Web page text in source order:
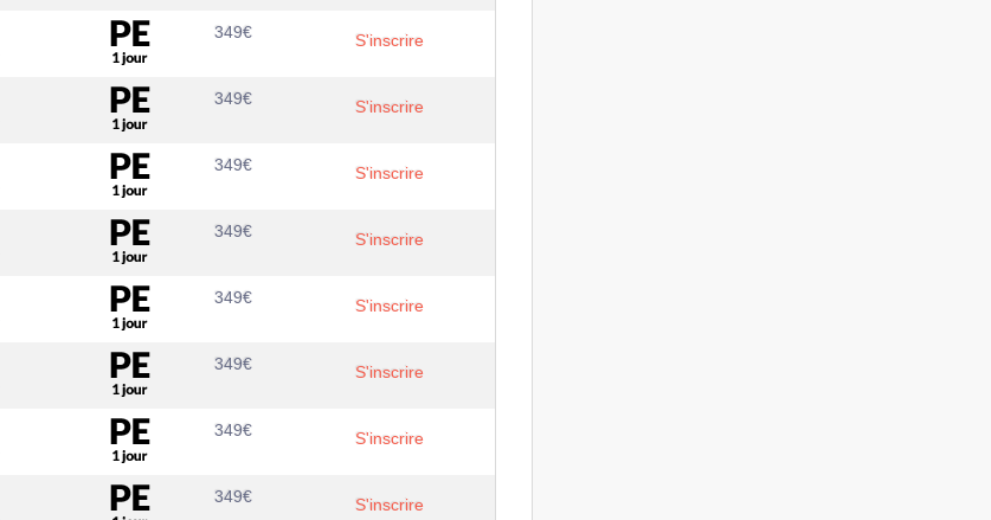
349€ S'inscrire
349€ S'inscrire
349€ S'inscrire
349€ S'inscrire
349€ S'inscrire
349€ S'inscrire
349€ S'inscrire
349€ S'inscrire